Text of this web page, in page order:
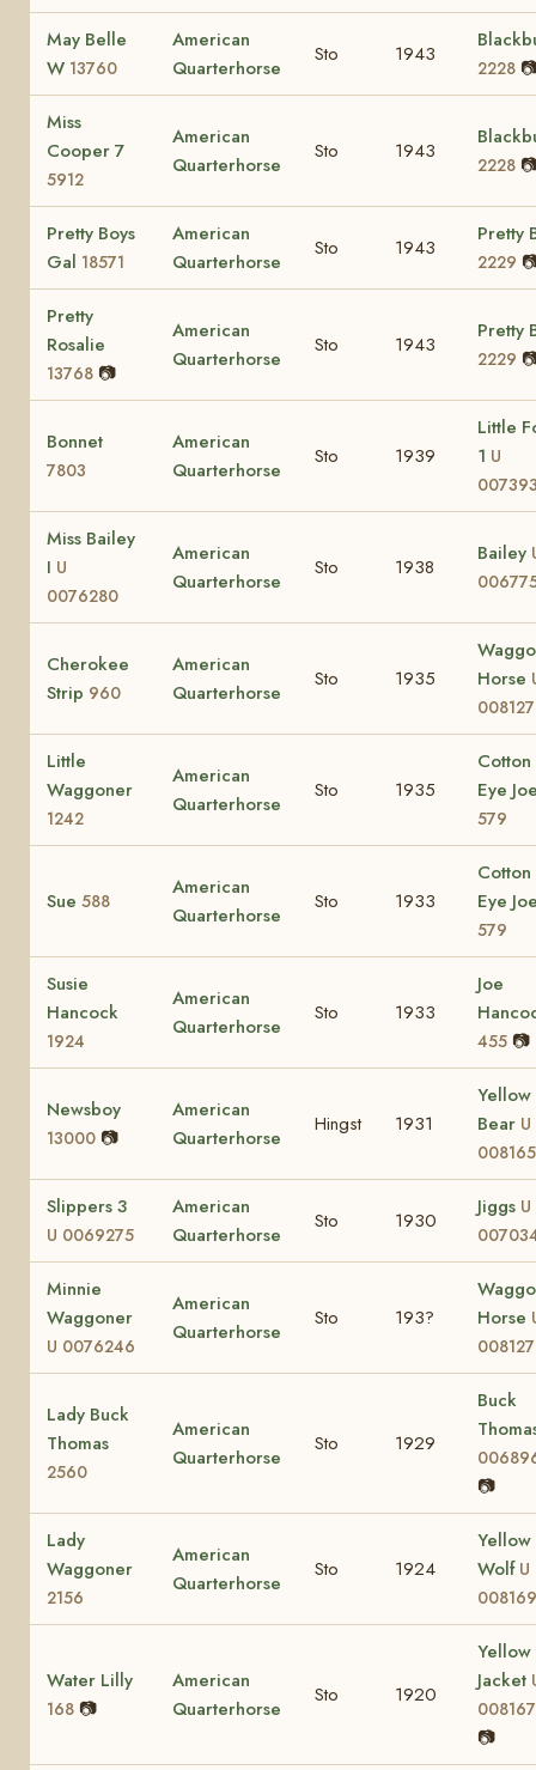
May Belle
W 13760
American
Quarterhorse
Sto 1943
2228
Miss
Cooper 7
5912
American
Quarterhorse
Sto 1943
2228
Pretty Boys
Gal 18571
American
Quarterhorse
Sto 1943
Pretty
2229
Pretty
Rosalie
13768 📷
American
Quarterhorse
Sto 1943
Pretty
2229
Bonnet
7803
American
Quarterhorse
Sto 1939
Little
1 U
Miss Bailey
I U
0076280
American
Quarterhorse
Sto 1938
Bailey
Cherokee
Strip 960
American
Quarterhorse
Sto 1935
Horse
Little
Waggoner
1242
American
Quarterhorse
Sto 1935
Cotton
Eye
579
Sue 588
American
Quarterhorse
Sto 1933
Cotton
Eye
579
Susie
Hancock
1924
American
Quarterhorse
Sto 1933
Joe
455 📷
Newsboy
13000 📷
American
Quarterhorse
Hingst 1931
Yellow
Bear U
Slippers 3
U 0069275
American
Quarterhorse
Sto 1930
Jiggs U
Minnie
Waggoner
U 0076246
American
Quarterhorse
Sto 193?
Horse
Lady Buck
Thomas
2560
American
Quarterhorse
Sto 1929
Buck
📷
Lady
Waggoner
2156
American
Quarterhorse
Sto 1924
Yellow
Wolf U
Water Lilly
168 📷
American
Quarterhorse
Sto 1920
Yellow
Jacket
📷